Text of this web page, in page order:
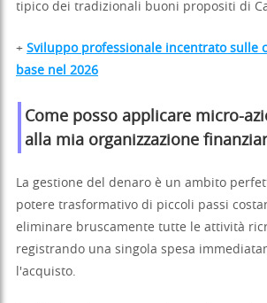
tipico dei tradizionali buoni propositi di
+ Sviluppo professionale incentrato sulle
base nel 2026
Come posso applicare micro-
alla mia organizzazione
La gestione del denaro è un ambito
potere trasformativo di piccoli passi
eliminare bruscamente tutte le attività
registrando una singola spesa
l'acquisto.